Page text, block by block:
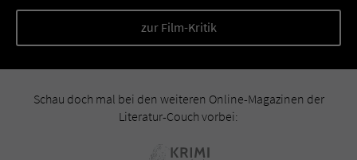
zur Film-Kritik
Schau doch mal bei den weiteren Online-Magazinen der
Literatur-Couch vorbei: